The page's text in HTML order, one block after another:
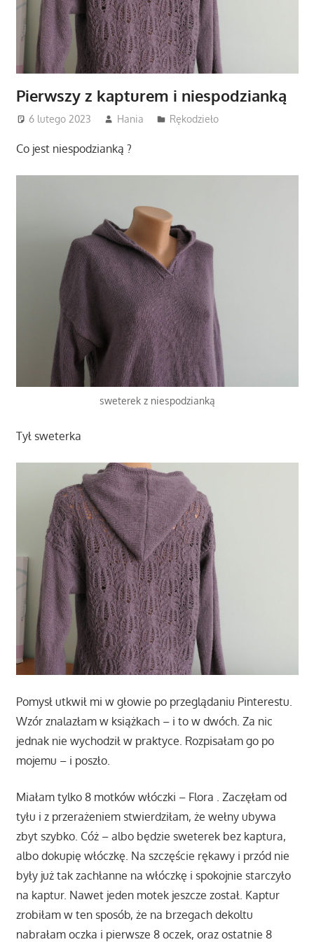
Pierwszy z kapturem i niespodzianką
6 lutego 2023 Hania Rękodzieło
Co jest niespodzianką ?
sweterek z niespodzianką
Tył sweterka
Pomysł utkwił mi w głowie po przeglądaniu Pinterestu.
Wzór znalazłam w książkach – i to w dwóch. Za nic
jednak nie wychodził w praktyce. Rozpisałam go po
mojemu – i poszło.
Miałam tylko 8 motków włóczki – Flora . Zaczęłam od
tyłu i z przerażeniem stwierdziłam, że wełny ubywa
zbyt szybko. Cóż – albo będzie sweterek bez kaptura,
albo dokupię włóczkę. Na szczęście rękawy i przód nie
były już tak zachłanne na włóczkę i spokojnie starczyło
na kaptur. Nawet jeden motek jeszcze został. Kaptur
zrobiłam w ten sposób, że na brzegach dekoltu
nabrałam oczka i pierwsze 8 oczek, oraz ostatnie 8